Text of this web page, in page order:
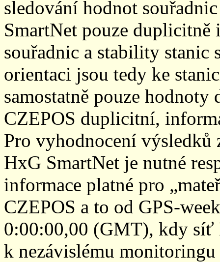
sledování hodnot
SmartNet pouze
souřadnic a stability stanic
orientaci jsou tedy ke
samostatně pouze
CZEPOS duplicitní,
Pro vyhodnocení
HxG SmartNet je nutné
informace platné pro
CZEPOS a to od GPS-
0:00:00,00 (GMT), kdy síť
k nezávislému